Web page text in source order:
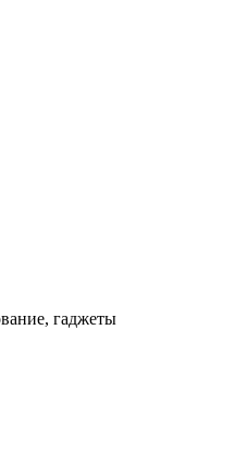
гаджеты